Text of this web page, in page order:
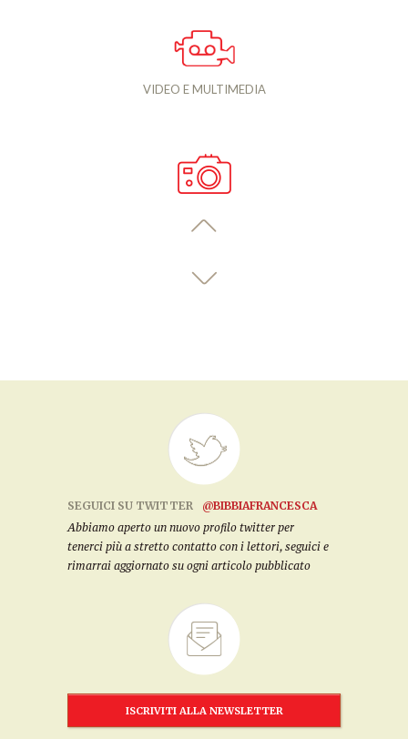
VIDEO E MULTIMEDIA
SEGUICI SU TWITTER
@BIBBIAFRANCESCA
Abbiamo aperto un nuovo profilo twitter per
tenerci più a stretto contatto con i lettori, seguici e
rimarrai aggiornato su ogni articolo pubblicato
ISCRIVITI ALLA NEWSLETTER